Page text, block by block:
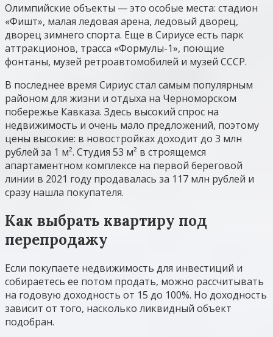
Олимпийские объекты — это особые места: стадион
«Фишт», малая ледовая арена, ледовый дворец,
дворец зимнего спорта. Еще в Сириусе есть парк
аттракционов, трасса «Формулы-1», поющие
фонтаны, музей ретроавтомобилей и музей СССР.
В последнее время Сириус стал самым популярным
районом для жизни и отдыха на Черноморском
побережье Кавказа. Здесь высокий спрос на
недвижимость и очень мало предложений, поэтому
цены высокие: в новостройках доходит до 3 млн
рублей за 1 м². Студия 53 м² в строящемся
апартаментном комплексе на первой береговой
линии в 2021 году продавалась за 117 млн рублей и
сразу нашла покупателя.
Как выбрать квартиру под
перепродажу
Если покупаете недвижимость для инвестиций и
собираетесь ее потом продать, можно рассчитывать
на годовую доходность от 15 до 100%. Но доходность
зависит от того, насколько ликвидный объект
подобран.